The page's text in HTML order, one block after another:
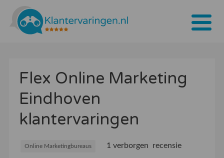
Tarieven
Bedrijven
Over ons
Blogs
Flex Online Marketing
Eindhoven
klantervaringen
Online Marketingbureaus 1 verborgen recensie